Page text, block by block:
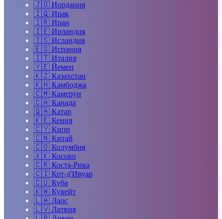
🇯🇴 Иордания
🇮🇶 Ирак
🇮🇷 Иран
🇮🇪 Ирландия
🇮🇸 Исландия
🇪🇸 Испания
🇮🇹 Италия
🇾🇪 Йемен
🇰🇿 Казахстан
🇰🇭 Камбоджа
🇨🇲 Камерун
🇨🇦 Канада
🇶🇦 Катар
🇰🇪 Кения
🇨🇾 Кипр
🇨🇳 Китай
🇨🇴 Колумбия
🇽🇰 Косово
🇨🇷 Коста-Рика
🇨🇮 Кот-д'Ивуар
🇨🇺 Куба
🇰🇼 Кувейт
🇱🇦 Лаос
🇱🇻 Латвия